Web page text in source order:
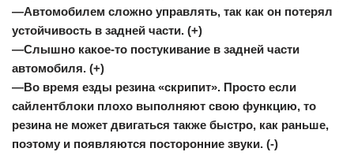
—Автомобилем сложно управлять, так как он потерял
устойчивость в задней части. (+)
—Слышно какое-то постукивание в задней части
автомобиля. (+)
—Во время езды резина «скрипит». Просто если
сайлентблоки плохо выполняют свою функцию, то
резина не может двигаться также быстро, как раньше,
поэтому и появляются посторонние звуки. (-)